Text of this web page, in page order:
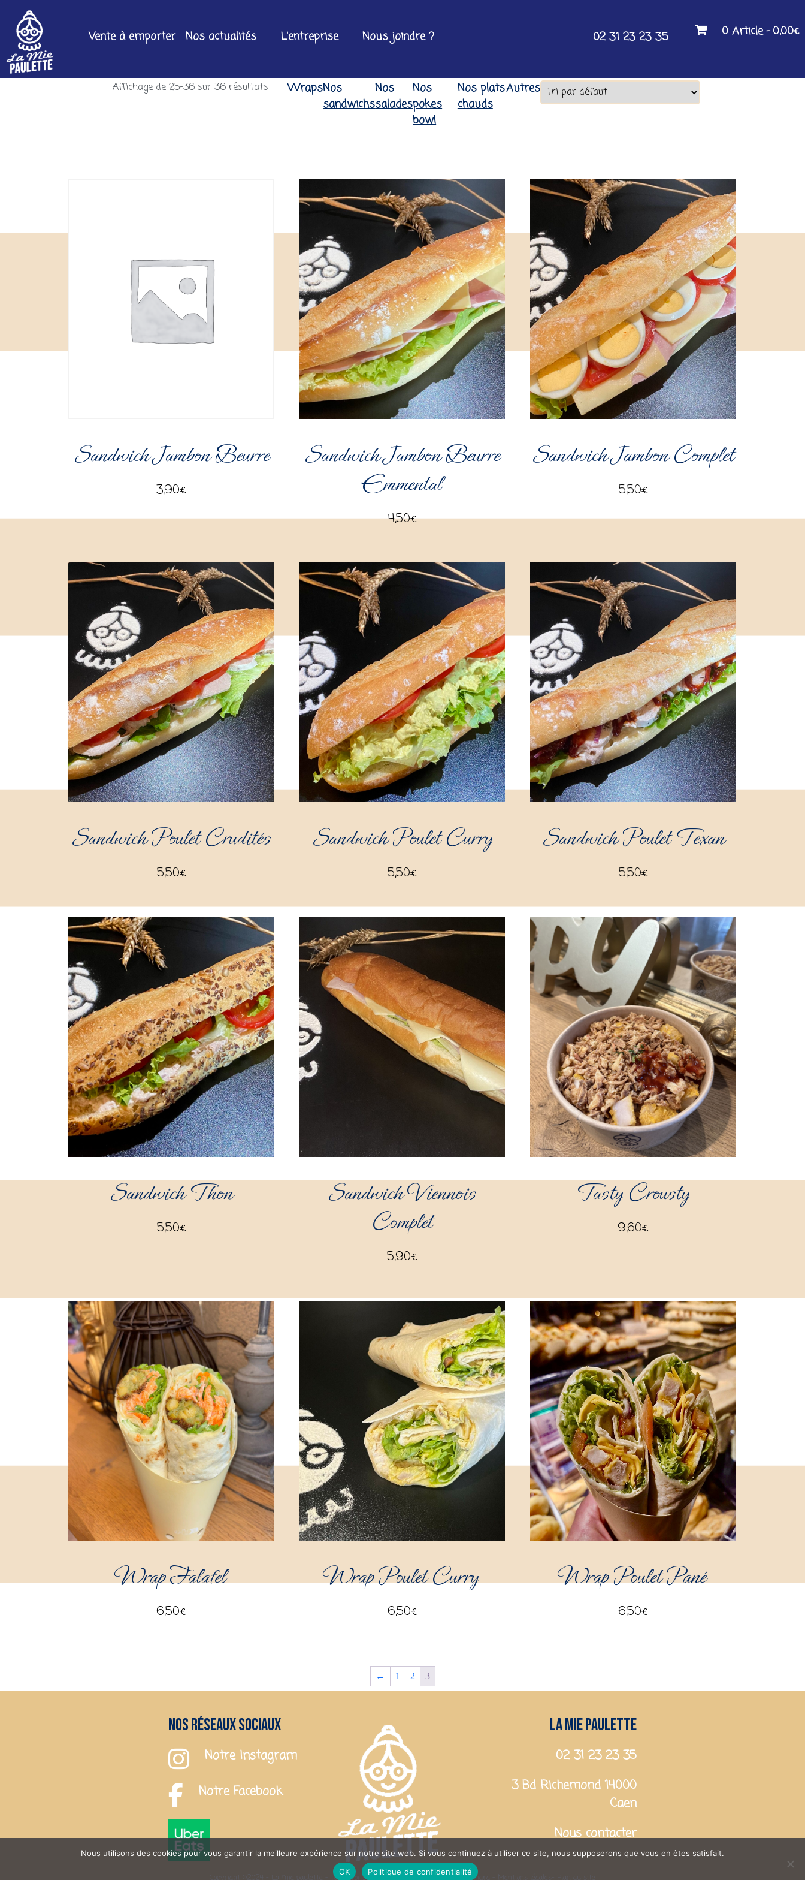
Vente à emporter Nos actualités L’entreprise Nous joindre ? 02 31 23 23 35 0 Article 0,00€
Affichage de 25–36 sur 36 résultats WrapsNos
sandwichs
Nos
salades
Nos
pokes
bowl
Nos plats
chauds
Autres
Sandwich Jambon Beurre
3,90€
Sandwich Jambon Beurre
Emmental
4,50€
Sandwich Jambon Complet
5,50€
Sandwich Poulet Crudités
5,50€
Sandwich Poulet Curry
5,50€
Sandwich Poulet Texan
5,50€
Sandwich Thon
5,50€
Sandwich Viennois
Complet
5,90€
Tasty Crousty
9,60€
Wrap Falafel
6,50€
Wrap Poulet Curry
6,50€
Wrap Poulet Pané
6,50€
← 1 2 3
Nos réseaux sociaux
Notre Instagram
Notre Facebook
La mie paulette
02 31 23 23 35
3 Bd Richemond 14000
Caen
Nous contacter
Nous utilisons des cookies pour vous garantir la meilleure expérience sur notre site web. Si vous continuez à utiliser ce site, nous supposerons que vous en êtes satisfait.
OK
Politique de confidentialité